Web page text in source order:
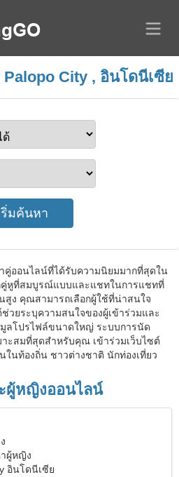
City , อินโดนีเซีย
คู่ออนไลน์ที่ได้รับความนิยมมากที่สุดใน
คู่หูที่สมบูรณ์แบบและแชทในการแชทที่
ง คุณสามารถเลือกผู้ใช้ที่น่าสนใจ
วยระบุความสนใจของผู้เข้าร่วมและ
ลโปรไฟล์ขนาดใหญ่ ระบบการนัด
ะสมที่สุดสำหรับคุณ เข้าร่วมเว็บไซต์
ในท้องถิ่น ชาวต่างชาติ นักท่องเที่ยว
ผู้หญิงออนไลน์
ผู้หญิง
อินโดนีเซีย